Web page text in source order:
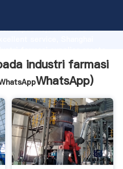
capability, advanced
to all of customers.
industri farmasi
WhatsApp)